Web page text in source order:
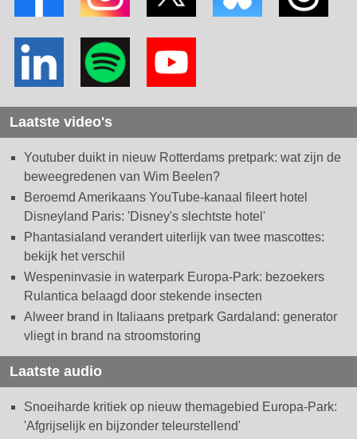
Laatste video's
Youtuber duikt in nieuw Rotterdams pretpark: wat zijn de
beweegredenen van Wim Beelen?
Beroemd Amerikaans YouTube-kanaal fileert hotel
Disneyland Paris: 'Disney's slechtste hotel'
Phantasialand verandert uiterlijk van twee mascottes:
bekijk het verschil
Wespeninvasie in waterpark Europa-Park: bezoekers
Rulantica belaagd door stekende insecten
Alweer brand in Italiaans pretpark Gardaland: generator
vliegt in brand na stroomstoring
Laatste audio
Snoeiharde kritiek op nieuw themagebied Europa-Park:
'Afgrijselijk en bijzonder teleurstellend'